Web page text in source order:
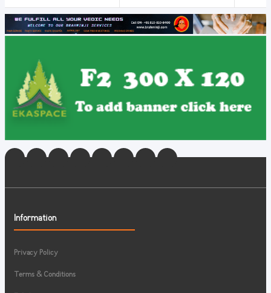
Information
Privacy Policy
Terms & Conditions